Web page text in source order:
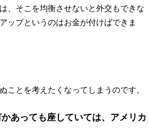
、そこを均衡させないと外交もできな
ップというのはお金が付けばできま
ことを考えたくなってしまうのです。
あっても座していては、アメリカ